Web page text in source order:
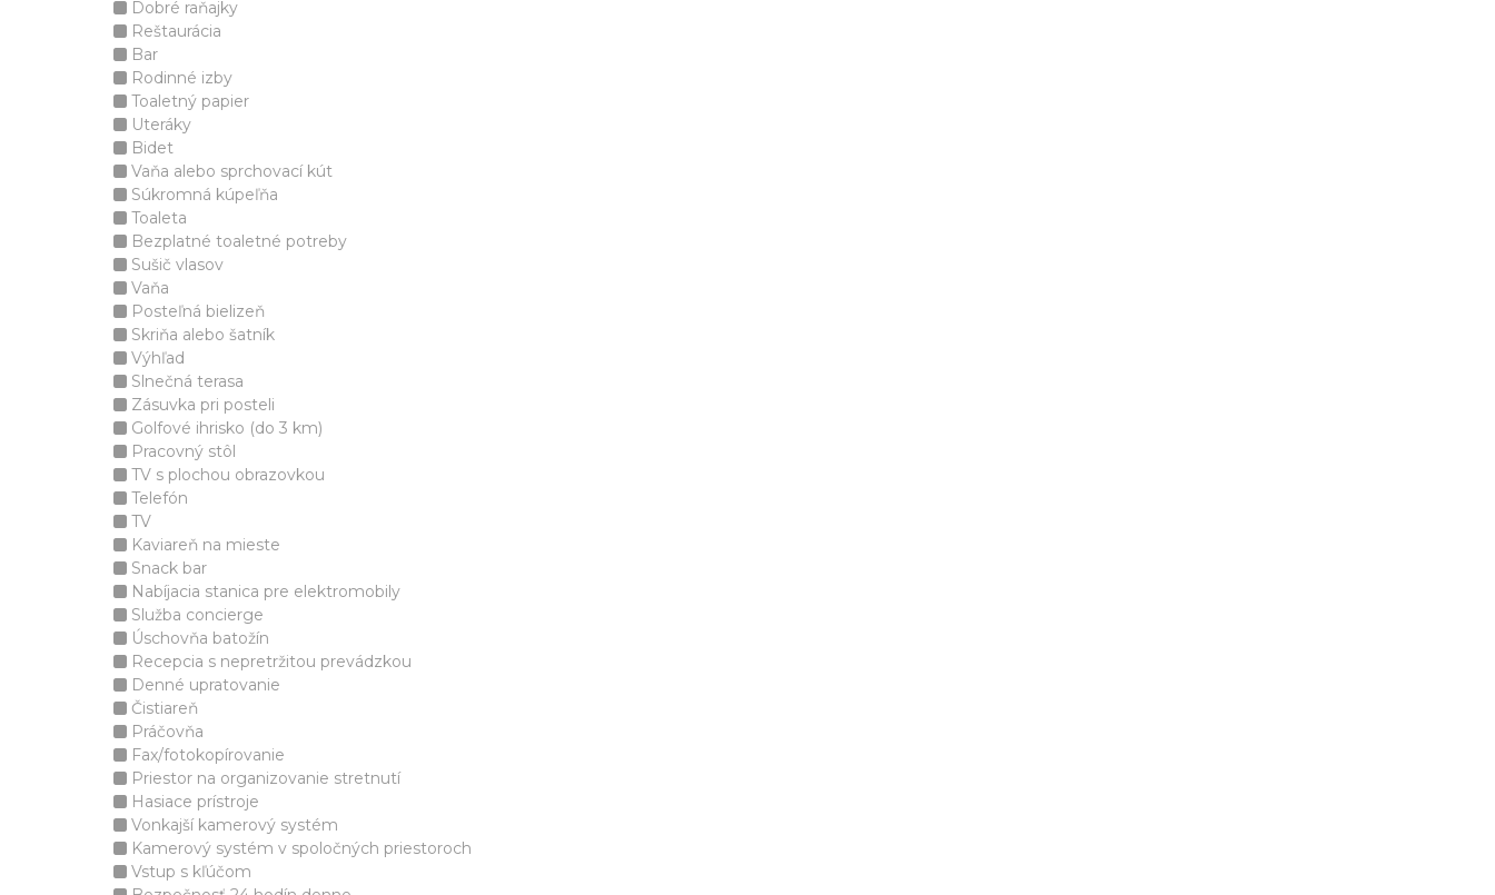
Dobré raňajky
Reštaurácia
Bar
Rodinné izby
Toaletný papier
Uteráky
Bidet
Vaňa alebo sprchovací kút
Súkromná kúpeľňa
Toaleta
Bezplatné toaletné potreby
Sušič vlasov
Vaňa
Posteľná bielizeň
Skriňa alebo šatník
Výhľad
Slnečná terasa
Zásuvka pri posteli
Golfové ihrisko (do 3 km)
Pracovný stôl
TV s plochou obrazovkou
Telefón
TV
Kaviareň na mieste
Snack bar
Nabíjacia stanica pre elektromobily
Služba concierge
Úschovňa batožín
Recepcia s nepretržitou prevádzkou
Denné upratovanie
Čistiareň
Práčovňa
Fax/fotokopírovanie
Priestor na organizovanie stretnutí
Hasiace prístroje
Vonkajší kamerový systém
Kamerový systém v spoločných priestoroch
Vstup s kľúčom